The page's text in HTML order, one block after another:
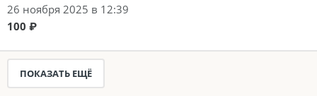
26 ноября 2025 в 12:39
100 ₽
ПОКАЗАТЬ ЕЩЁ